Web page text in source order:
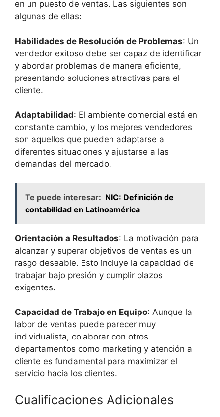
en un puesto de ventas. Las siguientes son
algunas de ellas:
Habilidades de Resolución de Problemas: Un
vendedor exitoso debe ser capaz de identificar
y abordar problemas de manera eficiente,
presentando soluciones atractivas para el
cliente.
Adaptabilidad: El ambiente comercial está en
constante cambio, y los mejores vendedores
son aquellos que pueden adaptarse a
diferentes situaciones y ajustarse a las
demandas del mercado.
Te puede interesar: NIC: Definición de
contabilidad en Latinoamérica
Orientación a Resultados: La motivación para
alcanzar y superar objetivos de ventas es un
rasgo deseable. Esto incluye la capacidad de
trabajar bajo presión y cumplir plazos
exigentes.
Capacidad de Trabajo en Equipo: Aunque la
labor de ventas puede parecer muy
individualista, colaborar con otros
departamentos como marketing y atención al
cliente es fundamental para maximizar el
servicio hacia los clientes.
Cualificaciones Adicionales